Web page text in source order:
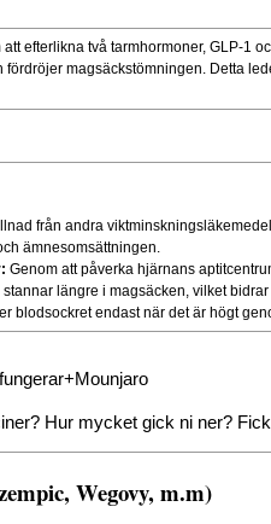
efterlikna två tarmhormoner, GLP-1
magsäckstömningen. Detta
från andra
ämnesomsättningen.
Genom att påverka hjärnans
stannar längre i magsäcken, vilket
blodsockret endast när det är högt
Hur mycket gick ni ner?
Wegovy, m.m)